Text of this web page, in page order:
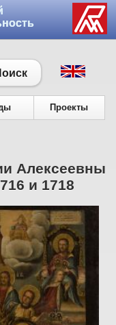
Проекты
Алексеевны
и 1718